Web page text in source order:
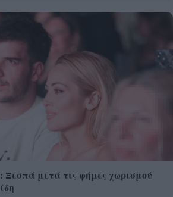
Ξεσπά μετά τις φήμες χωρισμού